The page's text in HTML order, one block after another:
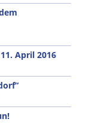
April 2016